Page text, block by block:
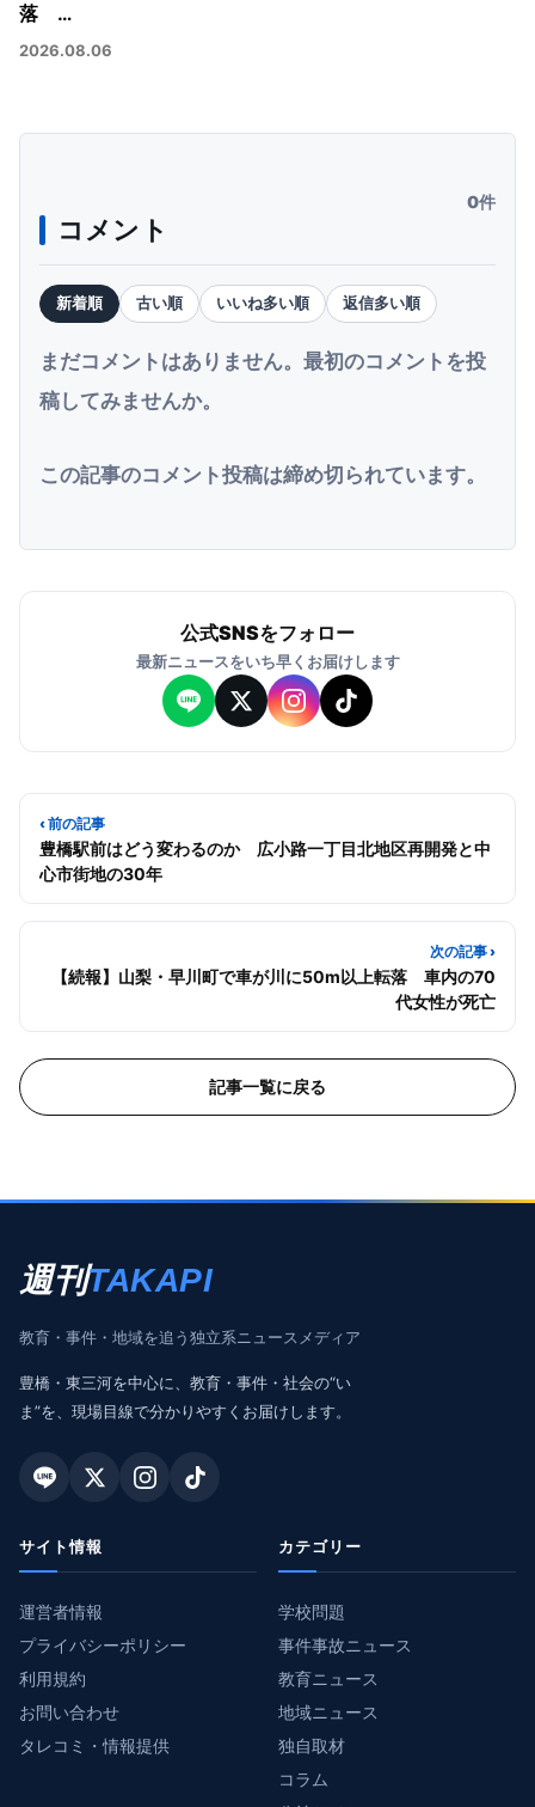
落 …
2026.08.06
コメント
0件
新着順 古い順 いいね多い順 返信多い順
まだコメントはありません。最初のコメントを投
稿してみませんか。
この記事のコメント投稿は締め切られています。
公式SNSをフォロー
最新ニュースをいち早くお届けします
‹ 前の記事
豊橋駅前はどう変わるのか 広小路一丁目北地区再開発と中
心市街地の30年
次の記事 ›
【続報】山梨・早川町で車が川に50m以上転落 車内の70
代女性が死亡
記事一覧に戻る
週刊TAKAPI
教育・事件・地域を追う独立系ニュースメディア
豊橋・東三河を中心に、教育・事件・社会の“い
ま”を、現場目線で分かりやすくお届けします。
サイト情報
運営者情報
プライバシーポリシー
利用規約
お問い合わせ
タレコミ・情報提供
カテゴリー
学校問題
事件事故ニュース
教育ニュース
地域ニュース
独自取材
コラム